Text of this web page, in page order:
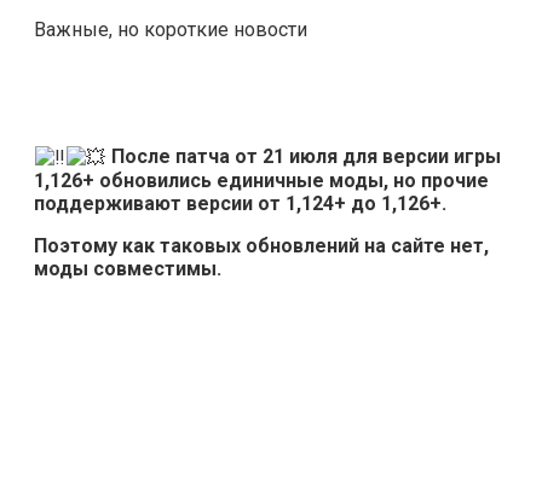
Важные, но короткие новости
После патча от 21 июля для версии игры
1,126+ обновились единичные моды, но прочие
поддерживают версии от 1,124+ до 1,126+.
Поэтому как таковых обновлений на сайте нет,
моды совместимы.